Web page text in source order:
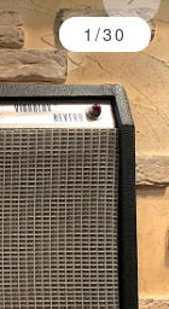
1/30